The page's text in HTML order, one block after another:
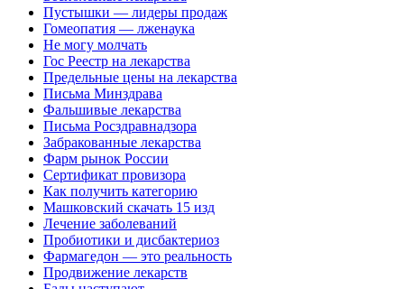
Пустышки — лидеры продаж
Гомеопатия — лженаука
Не могу молчать
Гос Реестр на лекарства
Предельные цены на лекарства
Письма Минздрава
Фальшивые лекарства
Письма Росздравнадзора
Забракованные лекарства
Фарм рынок России
Сертификат провизора
Как получить категорию
Машковский скачать 15 изд
Лечение заболеваний
Пробиотики и дисбактериоз
Фармагедон — это реальность
Продвижение лекарств